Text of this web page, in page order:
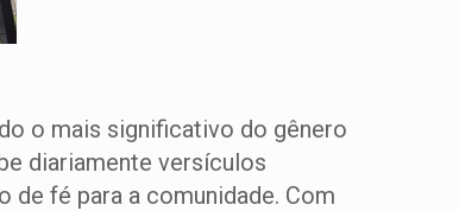
o mais significativo do gênero
diariamente versículos
fé para a comunidade. Com